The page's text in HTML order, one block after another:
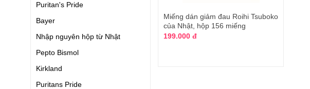
Puritan's Pride
Bayer
Nhập nguyên hộp từ Nhật
Pepto Bismol
Kirkland
Puritans Pride
Miếng dán giảm đau Roihi Tsuboko
của Nhật, hộp 156 miếng
199.000 đ